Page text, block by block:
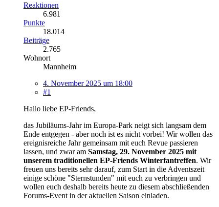
Reaktionen
6.981
Punkte
18.014
Beiträge
2.765
Wohnort
Mannheim
4. November 2025 um 18:00
#1
Hallo liebe EP-Friends,
das Jubiläums-Jahr im Europa-Park neigt sich langsam dem
Ende entgegen - aber noch ist es nicht vorbei! Wir wollen das
ereignisreiche Jahr gemeinsam mit euch Revue passieren
lassen, und zwar am Samstag, 29. November 2025 mit
unserem traditionellen EP-Friends Winterfantreffen. Wir
freuen uns bereits sehr darauf, zum Start in die Adventszeit
einige schöne "Sternstunden" mit euch zu verbringen und
wollen euch deshalb bereits heute zu diesem abschließenden
Forums-Event in der aktuellen Saison einladen.